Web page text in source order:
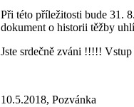
Při této příležitosti bude 31.
dokument o historii těžby
Jste srdečně zváni !!!!!
10.5.2018, Pozvánka